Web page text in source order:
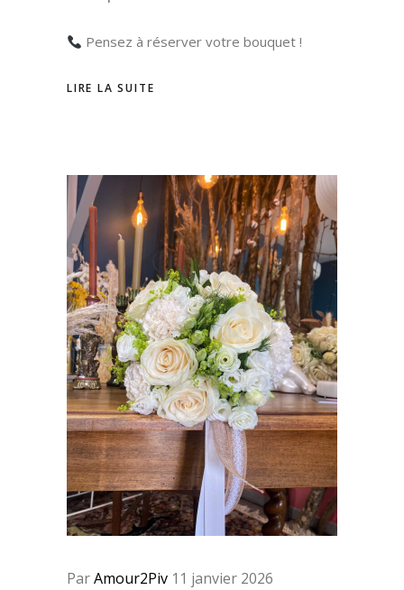
Pensez à réserver votre bouquet !
LIRE LA SUITE
ParAmour2Piv 11 janvier 2026